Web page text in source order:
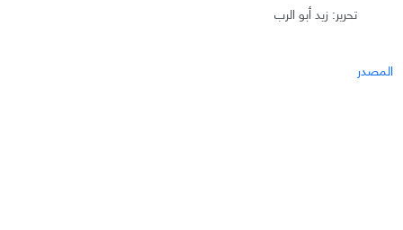
تحرير: زيد أبو الرب
المصدر